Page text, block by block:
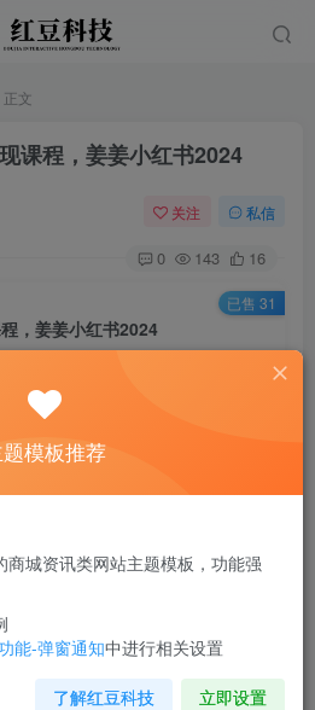
正文
课程，姜姜小红书2024
关注 私信
0 143 16
，姜姜小红书2024
后查看
9.9
已售 31
模板推荐
城资讯类网站主题模板，功能强
能-弹窗通知中进行相关设置
了解红豆科技 立即设置